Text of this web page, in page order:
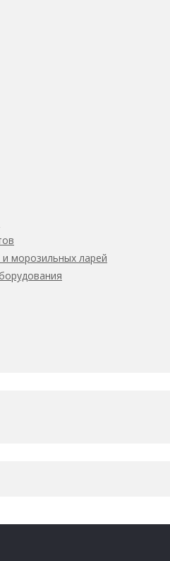
морозильных ларей
компании «Т-Лизинг»
Mustang
для компания «КВС»